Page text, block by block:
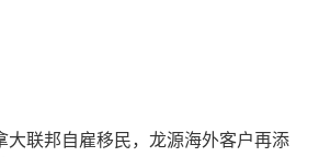
大联邦自雇移民，龙源海外客户再添